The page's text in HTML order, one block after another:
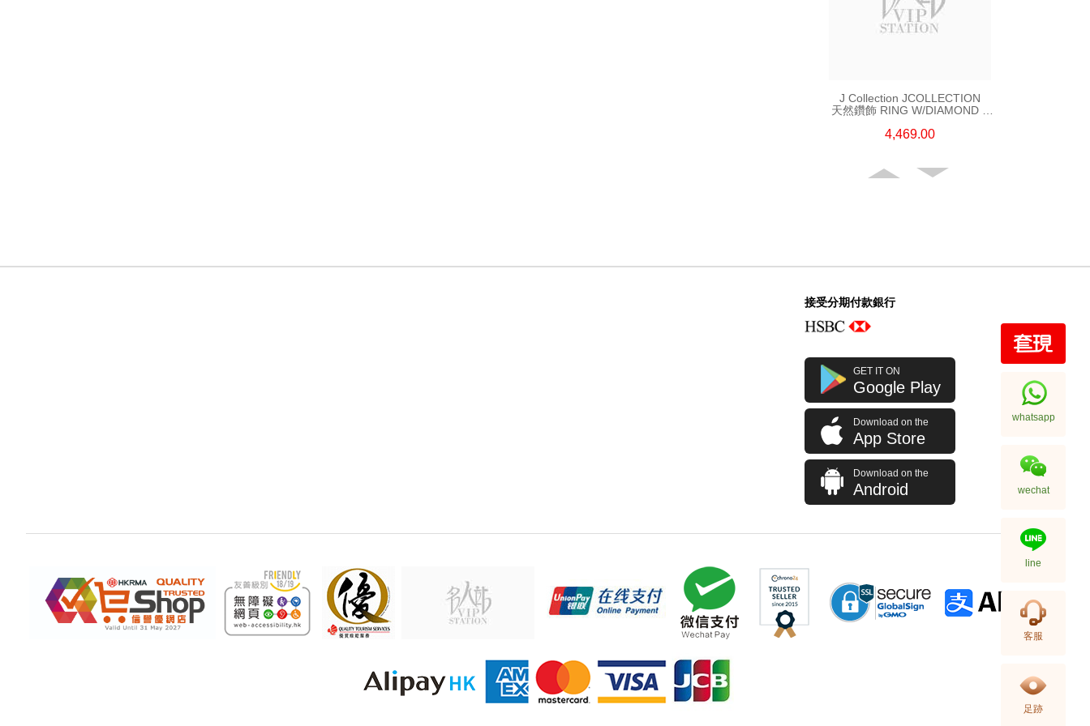
J Collection JCOLLECTION
天然鑽飾 RING W/DIAMOND 5
CT18KR 2.62 GM (EUR 55)
4,469.00
J Collection JCOLLECTION
天然鑽飾 RING W/DIAMOND 70
RDDI 0.63 CT18KW 4.45 GM
(CZ)
7,114.00
接受分期付款銀行
GET IT ON
Google Play
Download on the
App Store
Download on the
Android
whatsapp
wechat
line
客服
足跡